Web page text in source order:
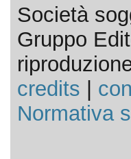
Società
Gruppo
credits
Normativa